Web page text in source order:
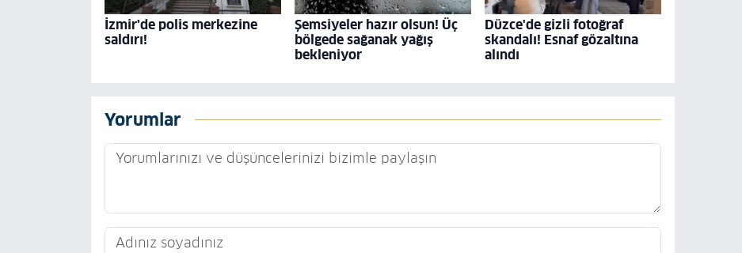
İzmir'de polis merkezine
saldırı!
Şemsiyeler hazır olsun! Üç
bölgede sağanak yağış
bekleniyor
Düzce'de gizli fotoğraf
skandalı! Esnaf gözaltına
alındı
Yorumlar